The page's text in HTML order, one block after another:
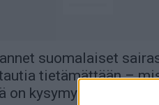
suomalaiset
tietämättään –
on kysymys?